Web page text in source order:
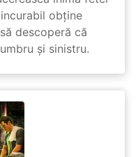
obține
descoperă că
și sinistru.